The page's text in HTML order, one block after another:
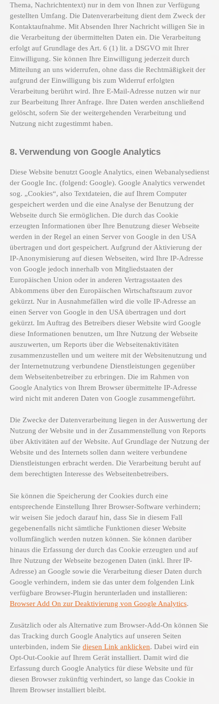
Thema, Nachrichtentext) nur in dem von Ihnen zur Verfügung
gestellten Umfang. Die Datenverarbeitung dient dem Zweck der
Kontaktaufnahme. Mit Absenden Ihrer Nachricht willigen Sie in
die Verarbeitung der übermittelten Daten ein. Die Verarbeitung
erfolgt auf Grundlage des Art. 6 (1) lit. a DSGVO mit Ihrer
Einwilligung. Sie können Ihre Einwilligung jederzeit durch
Mitteilung an uns widerrufen, ohne dass die Rechtmäßigkeit der
aufgrund der Einwilligung bis zum Widerruf erfolgten
Verarbeitung berührt wird. Ihre E-Mail-Adresse nutzen wir nur
zur Bearbeitung Ihrer Anfrage. Ihre Daten werden anschließend
gelöscht, sofern Sie der weitergehenden Verarbeitung und
Nutzung nicht zugestimmt haben.
8. Verwendung von Google Analytics
Diese Website benutzt Google Analytics, einen Webanalysedienst
der Google Inc. (folgend: Google). Google Analytics verwendet
sog. „Cookies“, also Textdateien, die auf Ihrem Computer
gespeichert werden und die eine Analyse der Benutzung der
Webseite durch Sie ermöglichen. Die durch das Cookie
erzeugten Informationen über Ihre Benutzung dieser Webseite
werden in der Regel an einen Server von Google in den USA
übertragen und dort gespeichert. Aufgrund der Aktivierung der
IP-Anonymisierung auf diesen Webseiten, wird Ihre IP-Adresse
von Google jedoch innerhalb von Mitgliedstaaten der
Europäischen Union oder in anderen Vertragsstaaten des
Abkommens über den Europäischen Wirtschaftsraum zuvor
gekürzt. Nur in Ausnahmefällen wird die volle IP-Adresse an
einen Server von Google in den USA übertragen und dort
gekürzt. Im Auftrag des Betreibers dieser Website wird Google
diese Informationen benutzen, um Ihre Nutzung der Webseite
auszuwerten, um Reports über die Webseitenaktivitäten
zusammenzustellen und um weitere mit der Websitenutzung und
der Internetnutzung verbundene Dienstleistungen gegenüber
dem Webseitenbetreiber zu erbringen. Die im Rahmen von
Google Analytics von Ihrem Browser übermittelte IP-Adresse
wird nicht mit anderen Daten von Google zusammengeführt.
Die Zwecke der Datenverarbeitung liegen in der Auswertung der
Nutzung der Website und in der Zusammenstellung von Reports
über Aktivitäten auf der Website. Auf Grundlage der Nutzung der
Website und des Internets sollen dann weitere verbundene
Dienstleistungen erbracht werden. Die Verarbeitung beruht auf
dem berechtigten Interesse des Webseitenbetreibers.
Sie können die Speicherung der Cookies durch eine
entsprechende Einstellung Ihrer Browser-Software verhindern;
wir weisen Sie jedoch darauf hin, dass Sie in diesem Fall
gegebenenfalls nicht sämtliche Funktionen dieser Website
vollumfänglich werden nutzen können. Sie können darüber
hinaus die Erfassung der durch das Cookie erzeugten und auf
Ihre Nutzung der Webseite bezogenen Daten (inkl. Ihrer IP-
Adresse) an Google sowie die Verarbeitung dieser Daten durch
Google verhindern, indem sie das unter dem folgenden Link
verfügbare Browser-Plugin herunterladen und installieren:
Browser Add On zur Deaktivierung von Google Analytics.
Zusätzlich oder als Alternative zum Browser-Add-On können Sie
das Tracking durch Google Analytics auf unseren Seiten
unterbinden, indem Sie diesen Link anklicken. Dabei wird ein
Opt-Out-Cookie auf Ihrem Gerät installiert. Damit wird die
Erfassung durch Google Analytics für diese Website und für
diesen Browser zukünftig verhindert, so lange das Cookie in
Ihrem Browser installiert bleibt.